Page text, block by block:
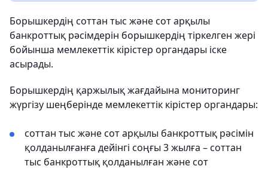
Борышкердің соттан тыс және сот арқылы
банкроттық рәсімдерін борышкердің тіркелген жері
бойынша мемлекеттік кірістер органдары іске
асырады.
Борышкердің қаржылық жағдайына мониторинг
жүргізу шеңберінде мемлекеттік кірістер органдары:
соттан тыс және сот арқылы банкроттық рәсімін
қолданылғанға дейінгі соңғы 3 жылға – соттан
тыс банкроттық қолданылған және сот